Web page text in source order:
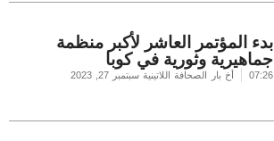
بدء المؤتمر العاشر لأكبر منظمة
جماهيرية وثورية في كوبا
07:26 أخ بار الصحافة اللاتينية سبتمبر 27, 2023